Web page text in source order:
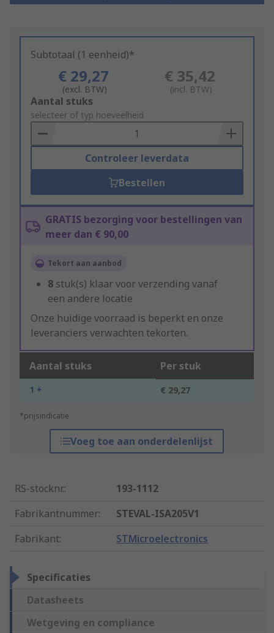
Subtotaal (1 eenheid)*
€ 29,27
(excl. BTW)
€ 35,42
(incl. BTW)
Add
to
Basket
Aantal stuks
selecteer of typ hoeveelheid
Controleer leverdata
Bestellen
GRATIS bezorging voor bestellingen van
meer dan € 90,00
Tekort aan aanbod
8 stuk(s) klaar voor verzending vanaf
een andere locatie
Onze huidige voorraad is beperkt en onze
leveranciers verwachten tekorten.
Aantal stuks Per stuk
1 + € 29,27
*prijsindicatie
Voeg toe aan onderdelenlijst
RS-stocknr.:
193-1112
Fabrikantnummer:
STEVAL-ISA205V1
Fabrikant: STMicroelectronics
Specificaties
Datasheets
Wetgeving en compliance